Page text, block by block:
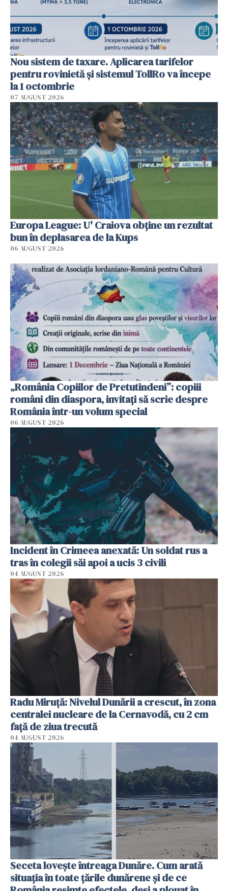
Nou sistem de taxare. Aplicarea tarifelor
pentru rovinietă şi sistemul TollRo va începe
la 1 octombrie
07 AUGUST 2026
Europa League: U' Craiova obține un rezultat
bun în deplasarea de la Kups
06 AUGUST 2026
„România Copiilor de Pretutindeni”: copiii
români din diaspora, invitați să scrie despre
România într-un volum special
06 AUGUST 2026
Incident în Crimeea anexată: Un soldat rus a
tras în colegii săi apoi a ucis 3 civili
04 AUGUST 2026
Radu Miruţă: Nivelul Dunării a crescut, în zona
centralei nucleare de la Cernavodă, cu 2 cm
faţă de ziua trecută
04 AUGUST 2026
Seceta lovește întreaga Dunăre. Cum arată
situația în toate țările dunărene și de ce